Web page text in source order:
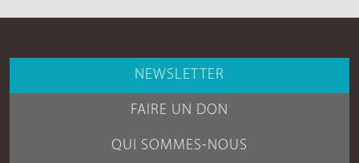
NEWSLETTER
FAIRE UN DON
QUI SOMMES-NOUS